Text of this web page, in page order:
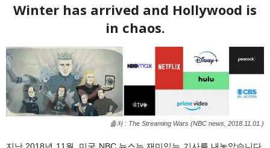
Winter has arrived and Hollywood is
in chaos.
출처 : The Streaming Wars (NBC news, 2018.11.01.)